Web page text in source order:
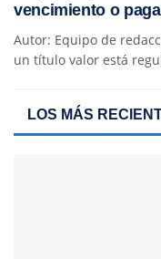
vencimiento o
Autor: Equipo de
un título valor está
LOS MÁS